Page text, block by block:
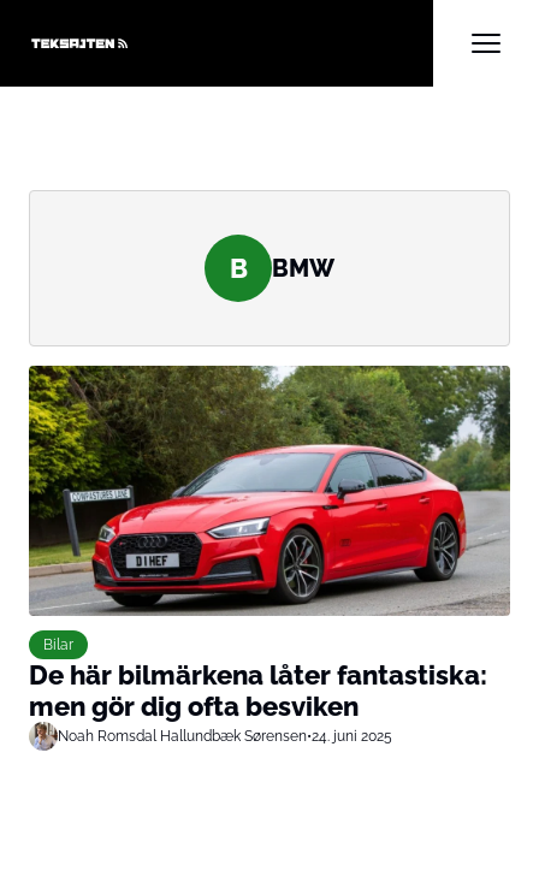
B BMW
Bilar
De här bilmärkena låter fantastiska:
men gör dig ofta besviken
Noah Romsdal Hallundbæk Sørensen•24. juni 2025